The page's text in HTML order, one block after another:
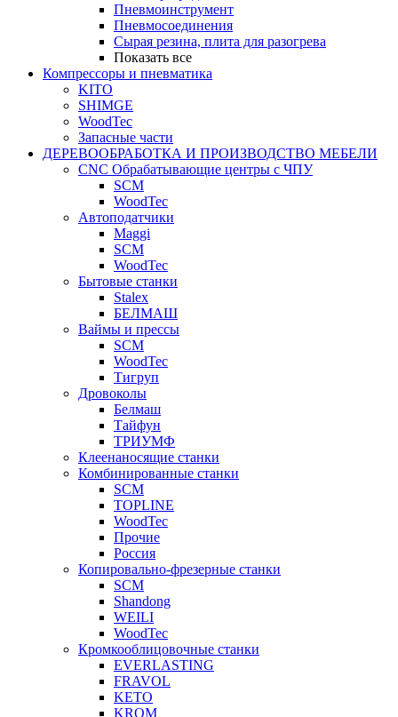
Пневмоинструмент
Пневмосоединения
Сырая резина, плита для разогрева
Показать все
Компрессоры и пневматика
KITO
SHIMGE
WoodTec
Запасные части
ДЕРЕВООБРАБОТКА И ПРОИЗВОДСТВО МЕБЕЛИ
CNC Обрабатывающие центры с ЧПУ
SCM
WoodTec
Автоподатчики
Maggi
SCM
WoodTec
Бытовые станки
Stalex
БЕЛМАШ
Ваймы и прессы
SCM
WoodTec
Тигруп
Дровоколы
Белмаш
Тайфун
ТРИУМФ
Клеенаносящие станки
Комбинированные станки
SCM
TOPLINE
WoodTec
Прочие
Россия
Копировально-фрезерные станки
SCM
Shandong
WEILI
WoodTec
Кромкооблицовочные станки
EVERLASTING
FRAVOL
KETO
KROM